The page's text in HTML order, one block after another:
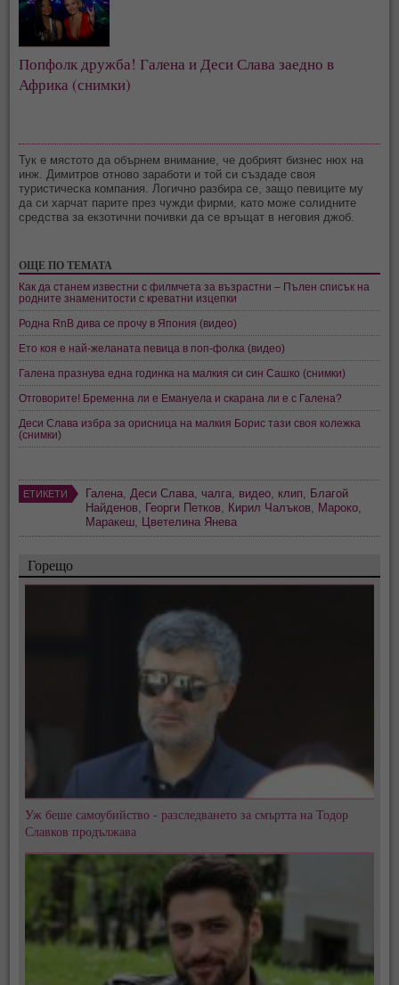
Попфолк дружба! Галена и Деси Слава заедно в
Африка (снимки)
Тук е мястото да обърнем внимание, че добрият бизнес нюх на
инж. Димитров отново заработи и той си създаде своя
туристическа компания. Логично разбира се, защо певиците му
да си харчат парите през чужди фирми, като може солидните
средства за екзотични почивки да се връщат в неговия джоб.
ОЩЕ ПО ТЕМАТА
Как да станем известни с филмчета за възрастни – Пълен списък на
родните знаменитости с креватни изцепки
Родна RnB дива се прочу в Япония (видео)
Ето коя е най-желаната певица в поп-фолка (видео)
Галена празнува една годинка на малкия си син Сашко (снимки)
Отговорите! Бременна ли е Емануела и скарана ли е с Галена?
Деси Слава избра за орисница на малкия Борис тази своя колежка
(снимки)
ЕТИКЕТИ Галена Деси Слава чалга видео клип
Благой
Найденов
Георги Петков Кирил Чалъков Мароко
Маракеш Цветелина Янева
Горещо
Уж беше самоубийство - разследването за смъртта на Тодор
Славков продължава